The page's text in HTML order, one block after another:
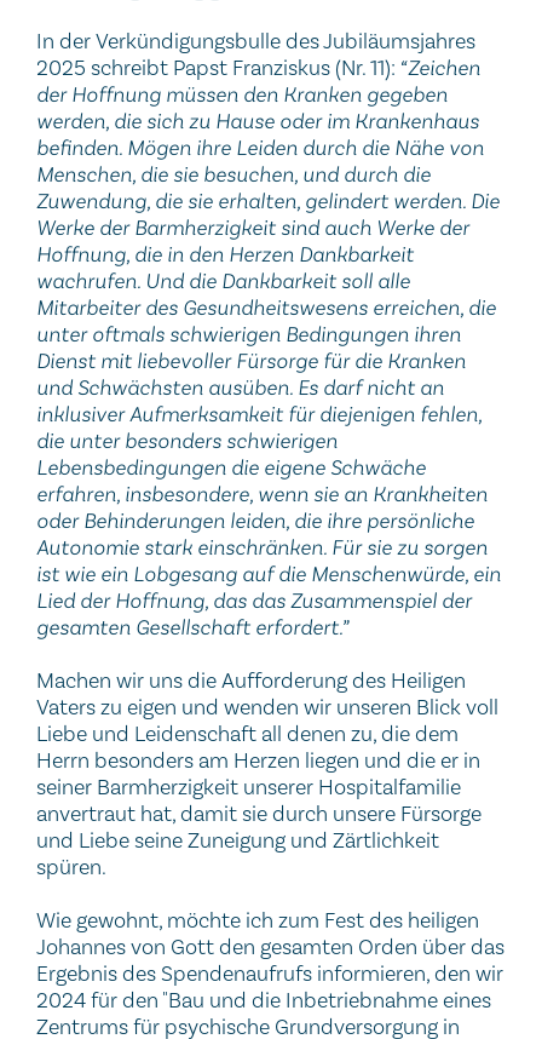
In der Verkündigungsbulle des Jubiläumsjahres
2025 schreibt Papst Franziskus (Nr. 11): “Zeichen
der Hoffnung müssen den Kranken gegeben
werden, die sich zu Hause oder im Krankenhaus
befinden. Mögen ihre Leiden durch die Nähe von
Menschen, die sie besuchen, und durch die
Zuwendung, die sie erhalten, gelindert werden. Die
Werke der Barmherzigkeit sind auch Werke der
Hoffnung, die in den Herzen Dankbarkeit
wachrufen. Und die Dankbarkeit soll alle
Mitarbeiter des Gesundheitswesens erreichen, die
unter oftmals schwierigen Bedingungen ihren
Dienst mit liebevoller Fürsorge für die Kranken
und Schwächsten ausüben. Es darf nicht an
inklusiver Aufmerksamkeit für diejenigen fehlen,
die unter besonders schwierigen
Lebensbedingungen die eigene Schwäche
erfahren, insbesondere, wenn sie an Krankheiten
oder Behinderungen leiden, die ihre persönliche
Autonomie stark einschränken. Für sie zu sorgen
ist wie ein Lobgesang auf die Menschenwürde, ein
Lied der Hoffnung, das das Zusammenspiel der
gesamten Gesellschaft erfordert.”
Machen wir uns die Aufforderung des Heiligen
Vaters zu eigen und wenden wir unseren Blick voll
Liebe und Leidenschaft all denen zu, die dem
Herrn besonders am Herzen liegen und die er in
seiner Barmherzigkeit unserer Hospitalfamilie
anvertraut hat, damit sie durch unsere Fürsorge
und Liebe seine Zuneigung und Zärtlichkeit
spüren.
Wie gewohnt, möchte ich zum Fest des heiligen
Johannes von Gott den gesamten Orden über das
Ergebnis des Spendenaufrufs informieren, den wir
2024 für den "Bau und die Inbetriebnahme eines
Zentrums für psychische Grundversorgung in